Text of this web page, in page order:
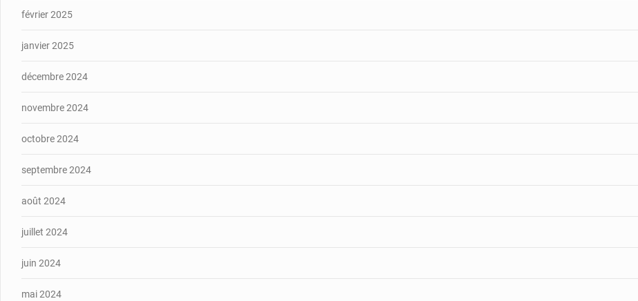
février 2025
janvier 2025
décembre 2024
novembre 2024
octobre 2024
septembre 2024
août 2024
juillet 2024
juin 2024
mai 2024